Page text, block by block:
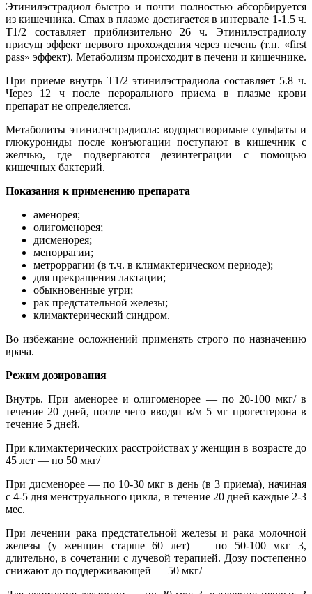
Этинилэстрадиол быстро и почти полностью абсорбируется
из кишечника. Cmax в плазме достигается в интервале 1-1.5 ч.
T1/2 составляет приблизительно 26 ч. Этинилэстрадиолу
присущ эффект первого прохождения через печень (т.н. «first
pass» эффект). Метаболизм происходит в печени и кишечнике.
При приеме внутрь T1/2 этинилэстрадиола составляет 5.8 ч.
Через 12 ч после перорального приема в плазме крови
препарат не определяется.
Метаболиты этинилэстрадиола: водорастворимые сульфаты и
глюкурониды после конъюгации поступают в кишечник с
желчью, где подвергаются дезинтеграции с помощью
кишечных бактерий.
Показания к применению препарата
аменорея;
олигоменорея;
дисменорея;
меноррагии;
метроррагии (в т.ч. в климактерическом периоде);
для прекращения лактации;
обыкновенные угри;
рак предстательной железы;
климактерический синдром.
Во избежание осложнений применять строго по назначению
врача.
Режим дозирования
Внутрь. При аменорее и олигоменорее — по 20-100 мкг/ в
течение 20 дней, после чего вводят в/м 5 мг прогестерона в
течение 5 дней.
При климактерических расстройствах у женщин в возрасте до
45 лет — по 50 мкг/
При дисменорее — по 10-30 мкг в день (в 3 приема), начиная
с 4-5 дня менструального цикла, в течение 20 дней каждые 2-3
мес.
При лечении рака предстательной железы и рака молочной
железы (у женщин старше 60 лет) — по 50-100 мкг 3,
длительно, в сочетании с лучевой терапией. Дозу постепенно
снижают до поддерживающей — 50 мкг/